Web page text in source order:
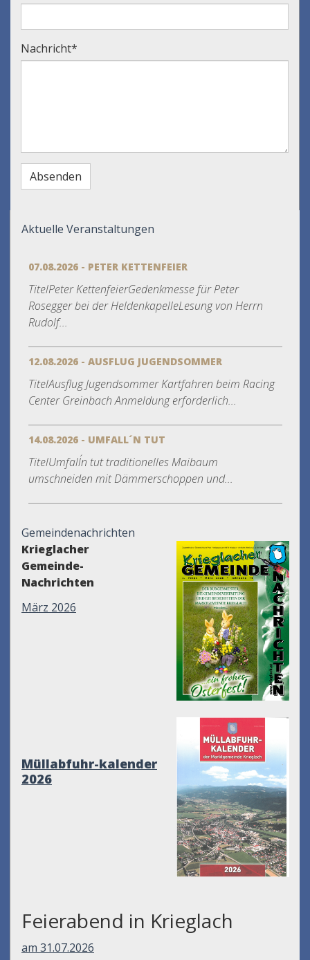
Nachricht*
Aktuelle Veranstaltungen
07.08.2026 - PETER KETTENFEIER
TitelPeter KettenfeierGedenkmesse für Peter
Rosegger bei der HeldenkapelleLesung von Herrn
Rudolf...
12.08.2026 - AUSFLUG JUGENDSOMMER
TitelAusflug Jugendsommer Kartfahren beim Racing
Center Greinbach Anmeldung erforderlich...
14.08.2026 - UMFALL´N TUT
TitelUmfall´n tut traditionelles Maibaum
umschneiden mit Dämmerschoppen und...
Gemeindenachrichten
Krieglacher
Gemeinde-
Nachrichten
März 2026
Müllabfuhr-kalender
2026
Feierabend in Krieglach
am 31.07.2026